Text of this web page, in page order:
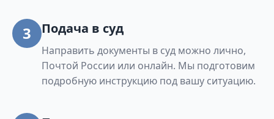
3 Подача в суд
Направить документы в суд можно лично,
Почтой России или онлайн. Мы подготовим
подробную инструкцию под вашу ситуацию.